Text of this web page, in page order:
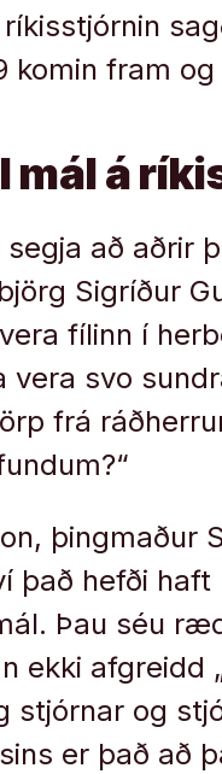
komin fram
mál á
að aðrir
Sigríður
fílinn í
vera svo
frá
þingmaður
hefði haft
Þau séu
ekki afgreidd
stjórnar og
er það að